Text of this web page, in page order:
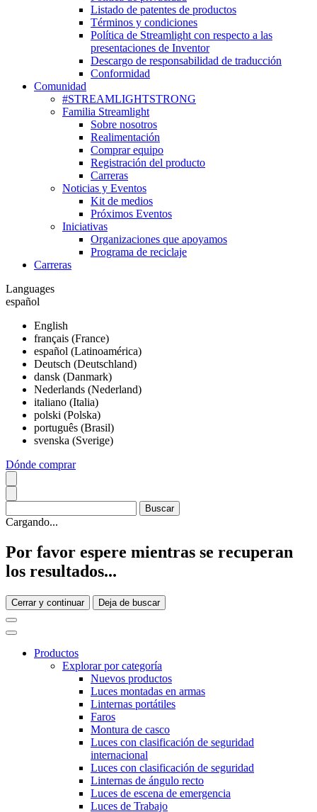
Listado de patentes de productos
Términos y condiciones
Política de Streamlight con respecto a las
presentaciones de Inventor
Descargo de responsabilidad de traducción
Conformidad
Comunidad
#STREAMLIGHTSTRONG
Familia Streamlight
Sobre nosotros
Realimentación
Comprar equipo
Registración del producto
Carreras
Noticias y Eventos
Kit de medios
Próximos Eventos
Iniciativas
Organizaciones que apoyamos
Programa de reciclaje
Carreras
Languages
español
English
français (France)
español (Latinoamérica)
Deutsch (Deutschland)
dansk (Danmark)
Nederlands (Nederland)
italiano (Italia)
polski (Polska)
português (Brasil)
svenska (Sverige)
Dónde comprar
Cargando...
Por favor espere mientras se recuperan
los resultados...
Cerrar y continuar Deja de buscar
Productos
Explorar por categoría
Nuevos productos
Luces montadas en armas
Linternas portátiles
Faros
Montura de casco
Luces con clasificación de seguridad
internacional
Luces con clasificación de seguridad
Linternas de ángulo recto
Luces de escena de emergencia
Luces de Trabajo